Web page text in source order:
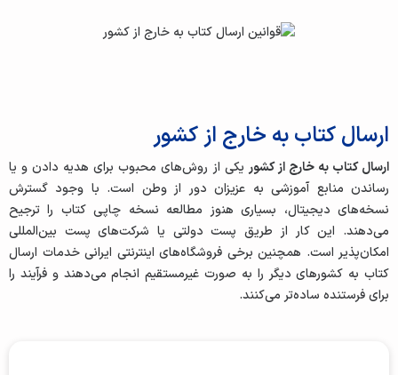
ارسال کتاب به خارج از کشور
ارسال کتاب به خارج از کشوریکی از روش‌های محبوب برای هدیه دادن و یا
رساندن منابع آموزشی به عزیزان دور از وطن است. با وجود گسترش
نسخه‌های دیجیتال، بسیاری هنوز مطالعه نسخه چاپی کتاب را ترجیح
می‌دهند. این کار از طریق پست دولتی یا شرکت‌های پست بین‌المللی
امکان‌پذیر است. همچنین برخی فروشگاه‌های اینترنتی ایرانی خدمات ارسال
کتاب به کشورهای دیگر را به‌ صورت غیرمستقیم انجام می‌دهند و فرآیند را
برای فرستنده ساده‌تر می‌کنند.